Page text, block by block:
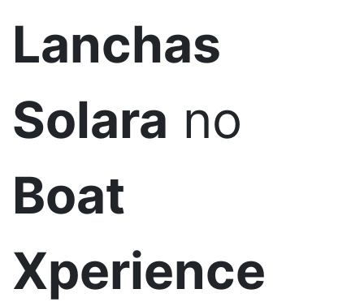
Lanchas
Solara no
Boat
Xperience